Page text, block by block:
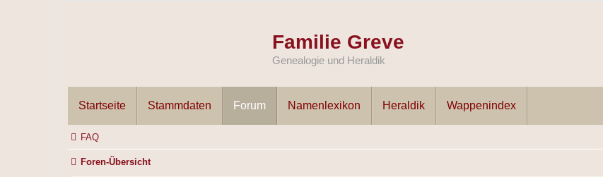
Familie Greve
Genealogie und Heraldik
Startseite Stammdaten Forum Namenlexikon Heraldik Wappenindex
FAQ
Foren-Übersicht